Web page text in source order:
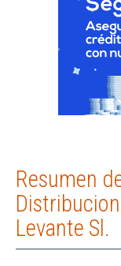
Resumen
Levante Sl.